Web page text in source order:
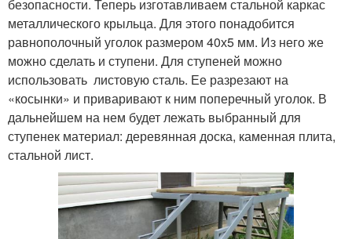
безопасности. Теперь изготавливаем стальной каркас
металлического крыльца. Для этого понадобится
равнополочный уголок размером 40х5 мм. Из него же
можно сделать и ступени. Для ступеней можно
использовать листовую сталь. Ее разрезают на
«косынки» и приваривают к ним поперечный уголок. В
дальнейшем на нем будет лежать выбранный для
ступенек материал: деревянная доска, каменная плита,
стальной лист.